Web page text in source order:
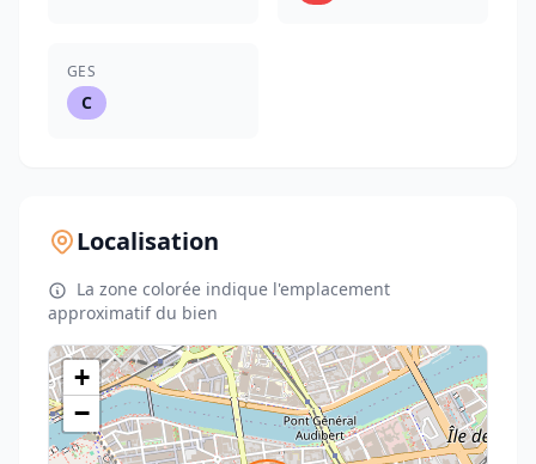
GES
C
Localisation
La zone colorée indique l'emplacement
approximatif du bien
+
−